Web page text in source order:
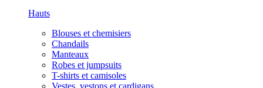
Hauts
Blouses et chemisiers
Chandails
Manteaux
Robes et jumpsuits
T-shirts et camisoles
Vestes, vestons et cardigans